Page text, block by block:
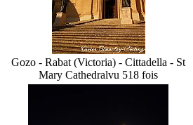
Gozo - Rabat (Victoria) - Cittadella - St
Mary Cathedralvu 518 fois